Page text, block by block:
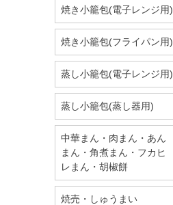
焼き小籠包(電子レンジ用)
焼き小籠包(フライパン用)
蒸し小籠包(電子レンジ用)
蒸し小籠包(蒸し器用)
中華まん・肉まん・あん
まん・角煮まん・フカヒ
レまん・胡椒餅
焼売・しゅうまい